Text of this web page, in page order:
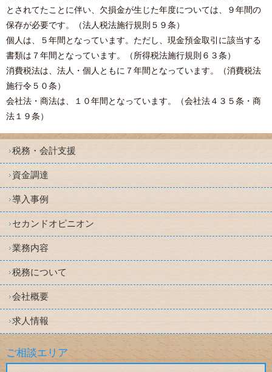
とされてたことに伴い、欠損金が生じた年度については、９年間の
保存が必要です。（法人税法施行規則５９条）
個人は、５年間となっています。ただし、現金預金取引に該当する
書類は７年間となっています。（所得税法施行規則６３条）
消費税法は、法人・個人ともに７年間となっています。（消費税法
施行令５０条）
会社法・商法は、１０年間となっています。（会社法４３５条・商
法１９条）
税務・会計支援
資金調達
導入事例
セカンドオピニオン
業務内容
税務について
会社概要
求人情報
ご相談エリア